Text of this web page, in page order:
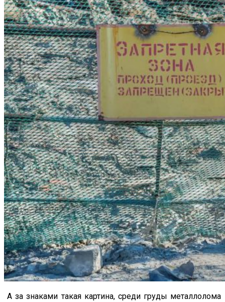
А за знаками такая картина, среди груды металлолома